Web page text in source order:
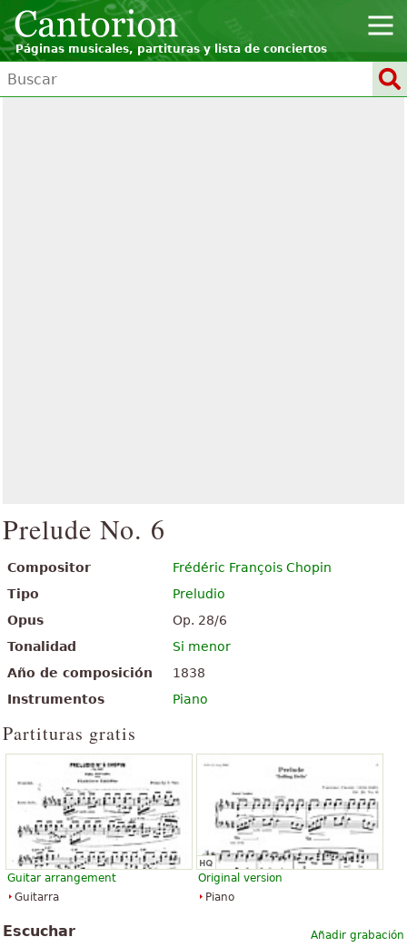
Páginas musicales, partituras y lista de conciertos
Prelude No. 6
Compositor
Frédéric François Chopin
Tipo
Preludio
Opus
Op. 28/6
Tonalidad
Si menor
Año de composición
1838
Instrumentos
Piano
Partituras gratis
Guitar arrangement
Guitarra
Original version
Piano
Añadir grabación
Escuchar